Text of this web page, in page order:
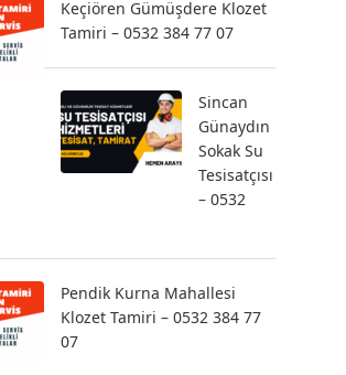
Keçiören Gümüşdere Klozet
Tamiri – 0532 384 77 07
Sincan
Günaydın
Sokak Su
Tesisatçısı
– 0532
Pendik Kurna Mahallesi
Klozet Tamiri – 0532 384 77
07